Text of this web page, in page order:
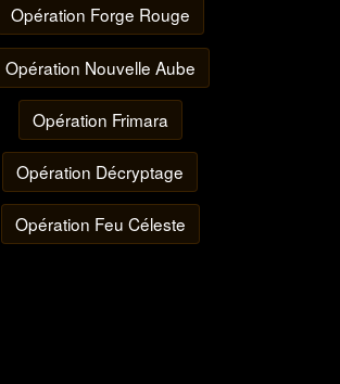
Opération Forge Rouge
Opération Nouvelle Aube
Opération Frimara
Opération Décryptage
Opération Feu Céleste